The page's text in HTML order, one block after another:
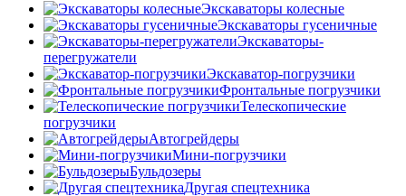
Экскаваторы колесные
Экскаваторы гусеничные
Экскаваторы-
перегружатели
Экскаватор-погрузчики
Фронтальные погрузчики
Телескопические
погрузчики
Автогрейдеры
Мини-погрузчики
Бульдозеры
Другая спецтехника